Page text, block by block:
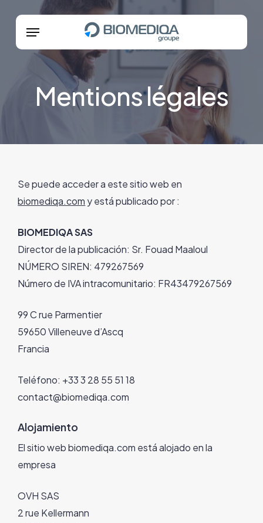
main
Menu
Mentions légales
Se puede acceder a este sitio web en
biomediqa.com y está publicado por :
BIOMEDIQA SAS
Director de la publicación: Sr. Fouad Maaloul
NÚMERO SIREN: 479267569
Número de IVA intracomunitario: FR43479267569
99 C rue Parmentier
59650 Villeneuve d’Ascq
Francia
Teléfono: +33 3 28 55 51 18
contact@biomediqa.com
Alojamiento
El sitio web biomediqa.com está alojado en la
empresa
OVH SAS
2 rue Kellermann